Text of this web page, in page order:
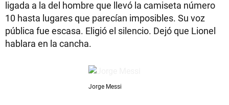
ligada a la del hombre que llevó la camiseta número
10 hasta lugares que parecían imposibles. Su voz
pública fue escasa. Eligió el silencio. Dejó que Lionel
hablara en la cancha.
Jorge Messi